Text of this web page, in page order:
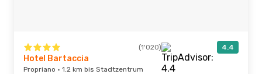
(1'020) 4.4
Hotel Bartaccia
Propriano · 1.2 km bis Stadtzentrum